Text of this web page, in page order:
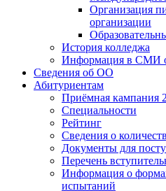
Организация
организации
История колледжа
Информация в СМИ
Сведения об ОО
Абитуриентам
Приёмная кампания
Специальности
Рейтинг
Сведения о
Документы для
Перечень
Информация о
испытаний